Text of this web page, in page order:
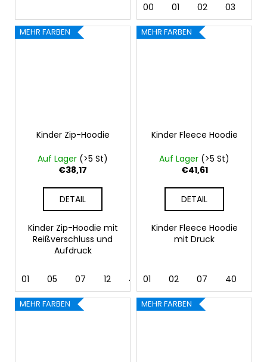
00 01 02 03
MEHR FARBEN
Kinder Zip-Hoodie
Auf Lager (>5 St)
€38,17
DETAIL
Kinder Zip-Hoodie mit
Reißverschluss und
Aufdruck
01 05 07 12 40 44 62
MEHR FARBEN
Kinder Fleece Hoodie
Auf Lager (>5 St)
€41,61
DETAIL
Kinder Fleece Hoodie
mit Druck
01 02 07 40
MEHR FARBEN MEHR FARBEN